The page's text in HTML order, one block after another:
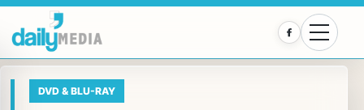
Facebook
DVD & BLU-RAY